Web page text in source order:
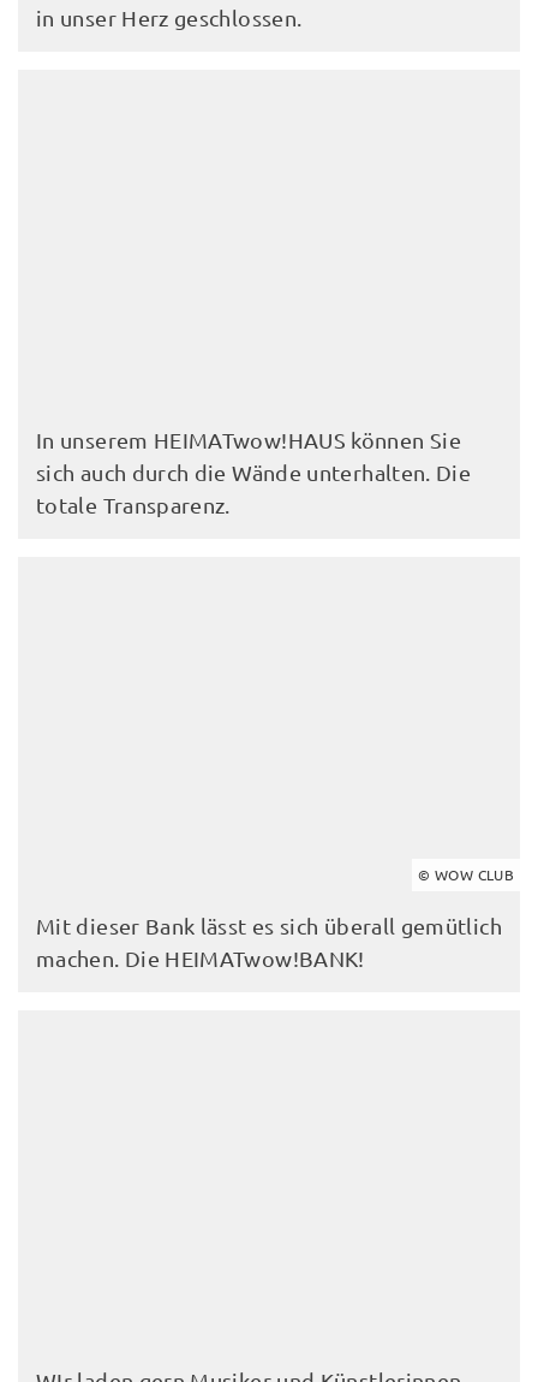
in unser Herz geschlossen.
In unserem HEIMATwow!HAUS können Sie
sich auch durch die Wände unterhalten. Die
totale Transparenz.
© WOW CLUB
Mit dieser Bank lässt es sich überall gemütlich
machen. Die HEIMATwow!BANK!